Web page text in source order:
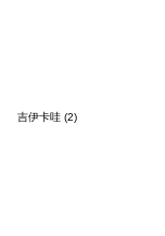
吉伊卡哇 (2)